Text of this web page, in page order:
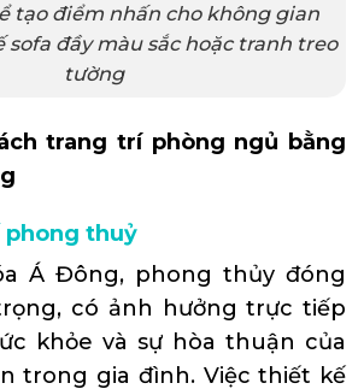
tạo điểm nhấn cho không gian
sofa đầy màu sắc hoặc tranh treo
tường
trang trí phòng ngủ bằng
phong thuỷ
Á Đông, phong thủy đóng
có ảnh hưởng trực tiếp
khỏe và sự hòa thuận của
trong gia đình. Việc thiết kế